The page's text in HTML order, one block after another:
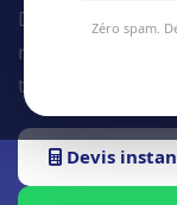
Devis gratuit
moyenne.
tarifs
Devis
Zéro spam.